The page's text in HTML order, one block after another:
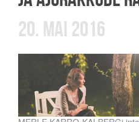
20. mai 2016